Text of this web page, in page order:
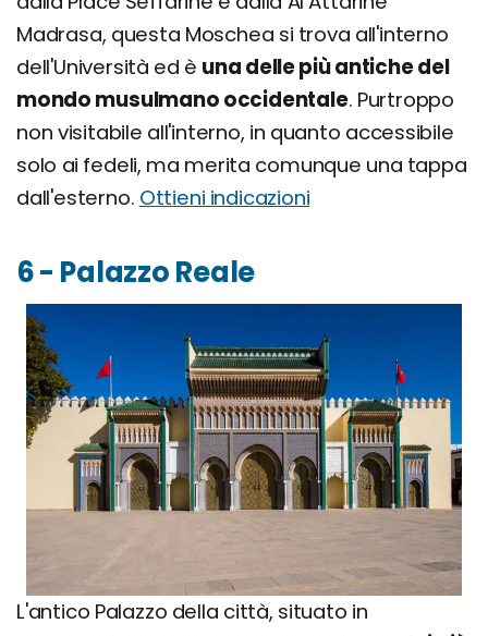
Madrasa, questa Moschea si trova all'interno
dell'Università ed è una delle più antiche del
mondo musulmano occidentale. Purtroppo
non visitabile all'interno, in quanto accessibile
solo ai fedeli, ma merita comunque una tappa
dall'esterno. Ottieni indicazioni
6 - Palazzo Reale
L'antico Palazzo della città, situato in